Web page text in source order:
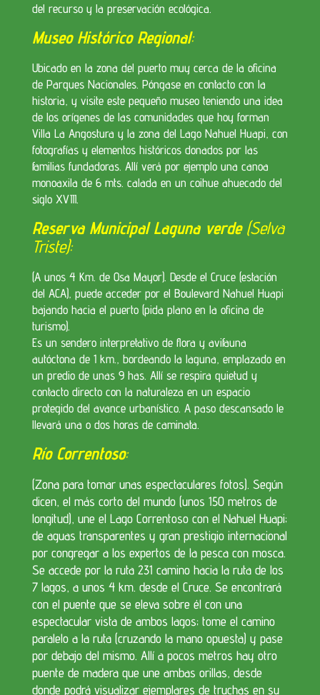
del recurso y la preservación ecológica.
Museo Histórico Regional:
Ubicado en la zona del puerto muy cerca de la oficina
de Parques Nacionales. Póngase en contacto con la
historia, y visite este pequeño museo teniendo una idea
de los orígenes de las comunidades que hoy forman
Villa La Angostura y la zona del Lago Nahuel Huapi, con
fotografías y elementos históricos donados por las
familias fundadoras. Allí verá por ejemplo una canoa
monoaxila de 6 mts. calada en un coihue ahuecado del
siglo XVIII.
Reserva Municipal Laguna verde(Selva
Triste):
(A unos 4 Km. de Osa Mayor). Desde el Cruce (estación
del ACA), puede acceder por el Boulevard Nahuel Huapi
bajando hacia el puerto (pida plano en la oficina de
turismo).
Es un sendero interpretativo de flora y avifauna
autóctona de 1 km., bordeando la laguna, emplazado en
un predio de unas 9 has. Allí se respira quietud y
contacto directo con la naturaleza en un espacio
protegido del avance urbanístico. A paso descansado le
llevará una o dos horas de caminata.
Río Correntoso:
(Zona para tomar unas espectaculares fotos). Según
dicen, el más corto del mundo (unos 150 metros de
longitud), une el Lago Correntoso con el Nahuel Huapi;
de aguas transparentes y gran prestigio internacional
por congregar a los expertos de la pesca con mosca.
Se accede por la ruta 231 camino hacia la ruta de los
7 lagos, a unos 4 km. desde el Cruce. Se encontrará
con el puente que se eleva sobre él con una
espectacular vista de ambos lagos; tome el camino
paralelo a la ruta (cruzando la mano opuesta) y pase
por debajo del mismo. Allí a pocos metros hay otro
puente de madera que une ambas orillas, desde
donde podrá visualizar ejemplares de truchas en su